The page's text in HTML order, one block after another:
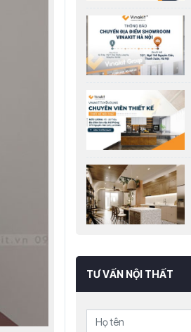
TƯ VẤN NỘI THẤT